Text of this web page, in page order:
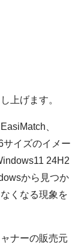
上げます。
、
サイズのイメー
24H2
から見つか
くなる現象を
ナーの販売元